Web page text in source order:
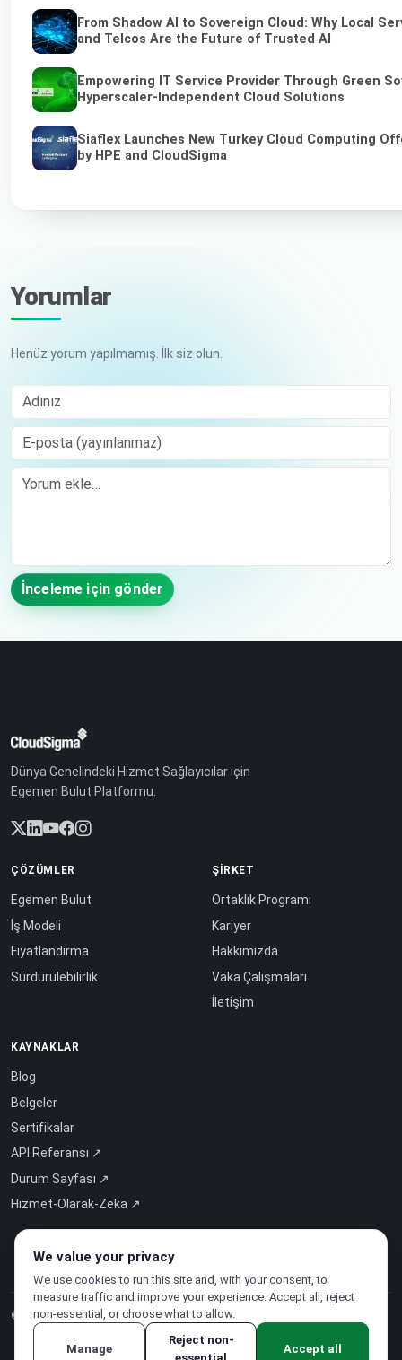
From Shadow AI to Sovereign Cloud: Why Local
and Telcos Are the Future of Trusted AI
Empowering IT Service Provider Through Green
Hyperscaler-Independent Cloud Solutions
Siaflex Launches New Turkey Cloud Computing
by HPE and CloudSigma
Yorumlar
Henüz yorum yapılmamış. İlk siz olun.
Adınız
E-posta (yayınlanmaz)
Comment
İnceleme için gönder
Dünya Genelindeki Hizmet Sağlayıcılar için
Egemen Bulut Platformu.
ÇÖZÜMLER
Egemen Bulut
İş Modeli
Fiyatlandırma
Sürdürülebilirlik
ŞIRKET
Ortaklık Programı
Kariyer
Hakkımızda
Vaka Çalışmaları
İletişim
KAYNAKLAR
Blog
Belgeler
Sertifikalar
API Referansı ↗
Durum Sayfası ↗
Hizmet-Olarak-Zeka ↗
© 2026 CloudSigma Holding AG.Tüm hakları saklıdır
We value your privacy
We use cookies to run this site and, with your consent, to
measure traffic and improve your experience. Accept all, reject
non-essential, or choose what to allow.
Manage
Reject non-
Accept all